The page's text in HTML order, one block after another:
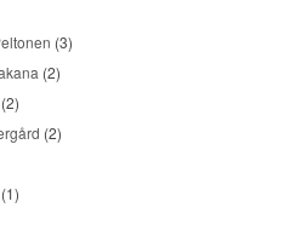
(3)
(2)
(2)
(2)
(1)